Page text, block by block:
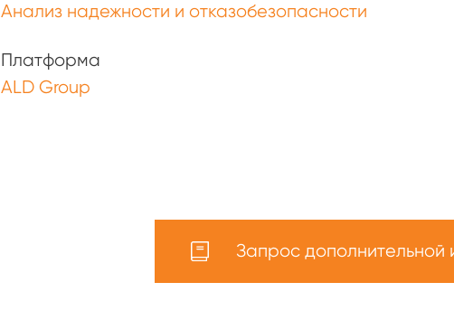
Анализ надежности и отказобезопасности
Платформа
ALD Group
Запрос